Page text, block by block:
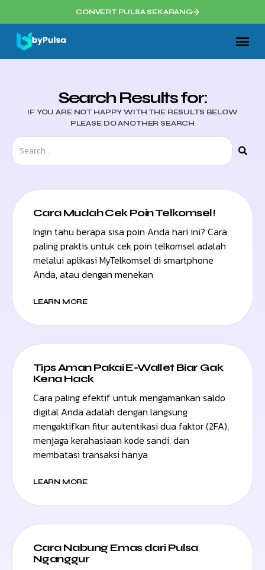
CONVERT PULSA SEKARANG
Search Results for:
IF YOU ARE NOT HAPPY WITH THE RESULTS BELOW
PLEASE DO ANOTHER SEARCH
Cara Mudah Cek Poin Telkomsel!
Ingin tahu berapa sisa poin Anda hari ini? Cara
paling praktis untuk cek poin telkomsel adalah
melalui aplikasi MyTelkomsel di smartphone
Anda, atau dengan menekan
LEARN MORE
Tips Aman Pakai E-Wallet Biar Gak
Kena Hack
Cara paling efektif untuk mengamankan saldo
digital Anda adalah dengan langsung
mengaktifkan fitur autentikasi dua faktor (2FA),
menjaga kerahasiaan kode sandi, dan
membatasi transaksi hanya
LEARN MORE
Cara Nabung Emas dari Pulsa
Nganggur